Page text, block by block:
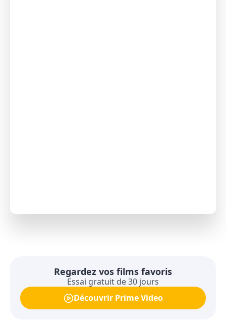
Regardez vos films favoris
Essai gratuit de 30 jours
Découvrir Prime Video